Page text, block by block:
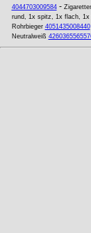
4044703009584-
rund, 1x spitz, 1x flach, 1x
Rohrbieger 4051435008440
Neutralweiß